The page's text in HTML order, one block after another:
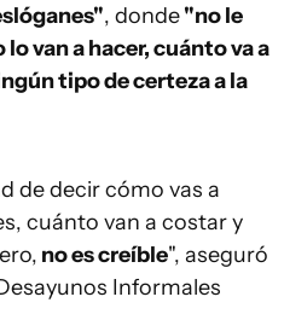
, donde"no le
van a hacer, cuánto va a
tipo de certeza a la
de decir cómo vas a
cuánto van a costar y
no es creíble", aseguró
Informales